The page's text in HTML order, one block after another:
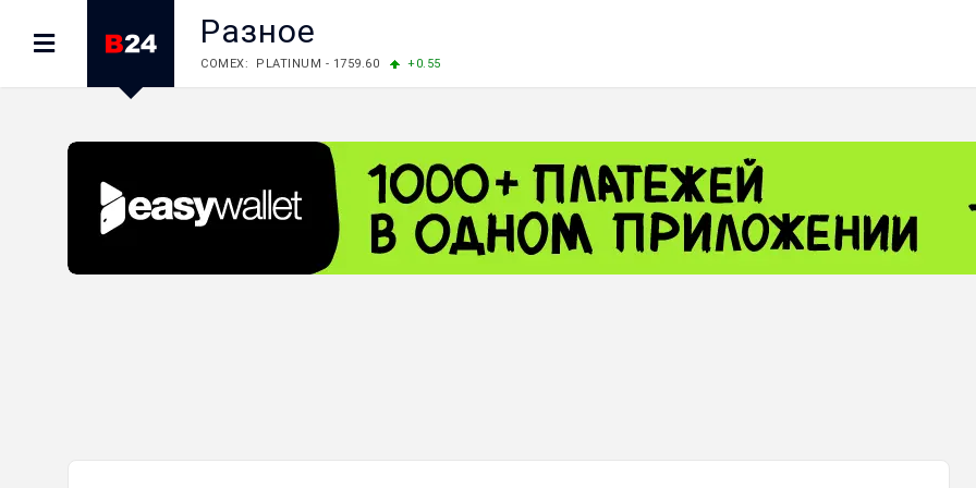
Разное
COMEX: PLATINUM - 1759.60
+0.55
LME: ALUMINIUM - 3184.00
-0.27 COPPER - 13791.00
-0.12
FOREX: USD/JPY - 157.76
FOREX: EUR/USD - 1.1558
+0.32 GBP/USD - 1.3488
+0.30
STOCKS RUS: RTSI - 874.64
-1.12
STOCKS US: DOW JONES - 54036.93
+0.28 NASDAQ - 26690.62
+1.30
STOCKS US: S&P 500 - 7757.64
+0.62
STOCKS JAPAN: NIKKEI - 65606.71
-0.12 TOPIX - 4074.93